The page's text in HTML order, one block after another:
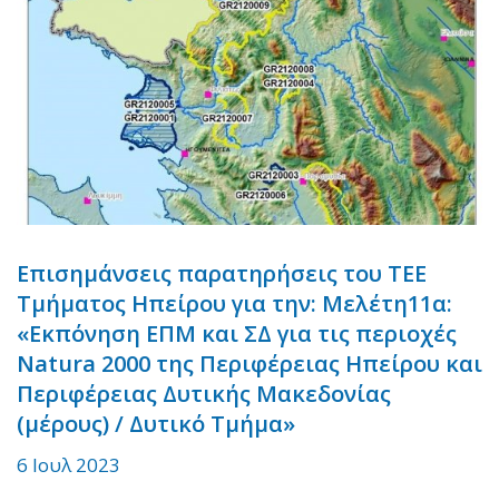
Επισημάνσεις παρατηρήσεις του ΤΕΕ
Τμήματος Ηπείρου για την: Μελέτη11α:
«Εκπόνηση ΕΠΜ και ΣΔ για τις περιοχές
Natura 2000 της Περιφέρειας Ηπείρου και
Περιφέρειας Δυτικής Μακεδονίας
(μέρους) / Δυτικό Τμήμα»
6 Ιουλ 2023